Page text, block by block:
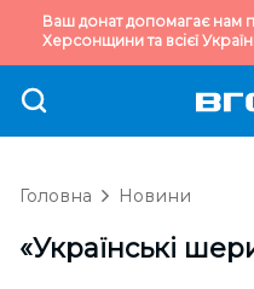
Ваш донат допомагає нам
Херсонщини та всієї
Головна Новини
«Українські